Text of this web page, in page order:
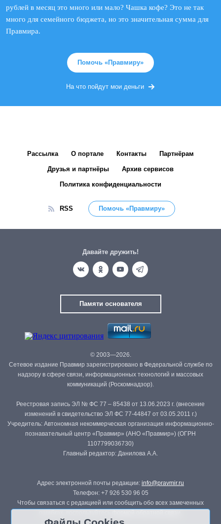
рублей в месяц это много или мало? Чашка кофе? Это не так
много для семейного бюджета, но это значительная сумма для
Правмира.
Помочь «Правмиру»
На что пойдут мои деньги
Рассылка О портале Контакты Партнёрам
Друзья и партнёры Архив сервисов
Политика конфиденциальности
RSS Помочь «Правмиру»
Давайте дружить!
Памяти основателя
© 2003—2026.
Сетевое издание Правмир зарегистрировано в Федеральной службе по
надзору в сфере связи, информационных технологий и массовых
коммуникаций (Роскомнадзор).
Реестровая запись ЭЛ № ФС 77 – 85438 от 13.06.2023 г. (внесение
изменений в свидетельство ЭЛ ФС 77-44847 от 03.05.2011 г.)
Учредитель: Автономная некоммерческая организация информационно-
познавательный центр «Правмир» (АНО «Правмир») (ОГРН
1107799036730)
Главный редактор: Данилова А.А.
Адрес электронной почты редакции: info@pravmir.ru
Телефон: +7 926 530 96 05
Чтобы связаться с редакцией или сообщить обо всех замеченных